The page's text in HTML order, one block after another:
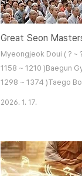
SutraHeart Wisdom
Sut..
Myeongjeok Doui ( ? ~
1158 ~ 1210 )Baegun
1298 ~ 1374 )Taego
)Gyeongheo Seong-U
)Yongseong Jinjong (
2026. 1. 17.